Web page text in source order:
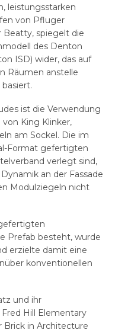
leistungsstarken
von Pfluger
spiegelt die
des Denton
ISD) wider, das auf
Räumen anstelle
ist die Verwendung
King Klinker,
am Sockel. Die im
Format gefertigten
verlegt sind,
an der Fassade
Modulziegeln nicht
Prefab besteht, wurde
erzielte damit eine
konventionellen
und ihr
Hill Elementary
Brick in Architecture